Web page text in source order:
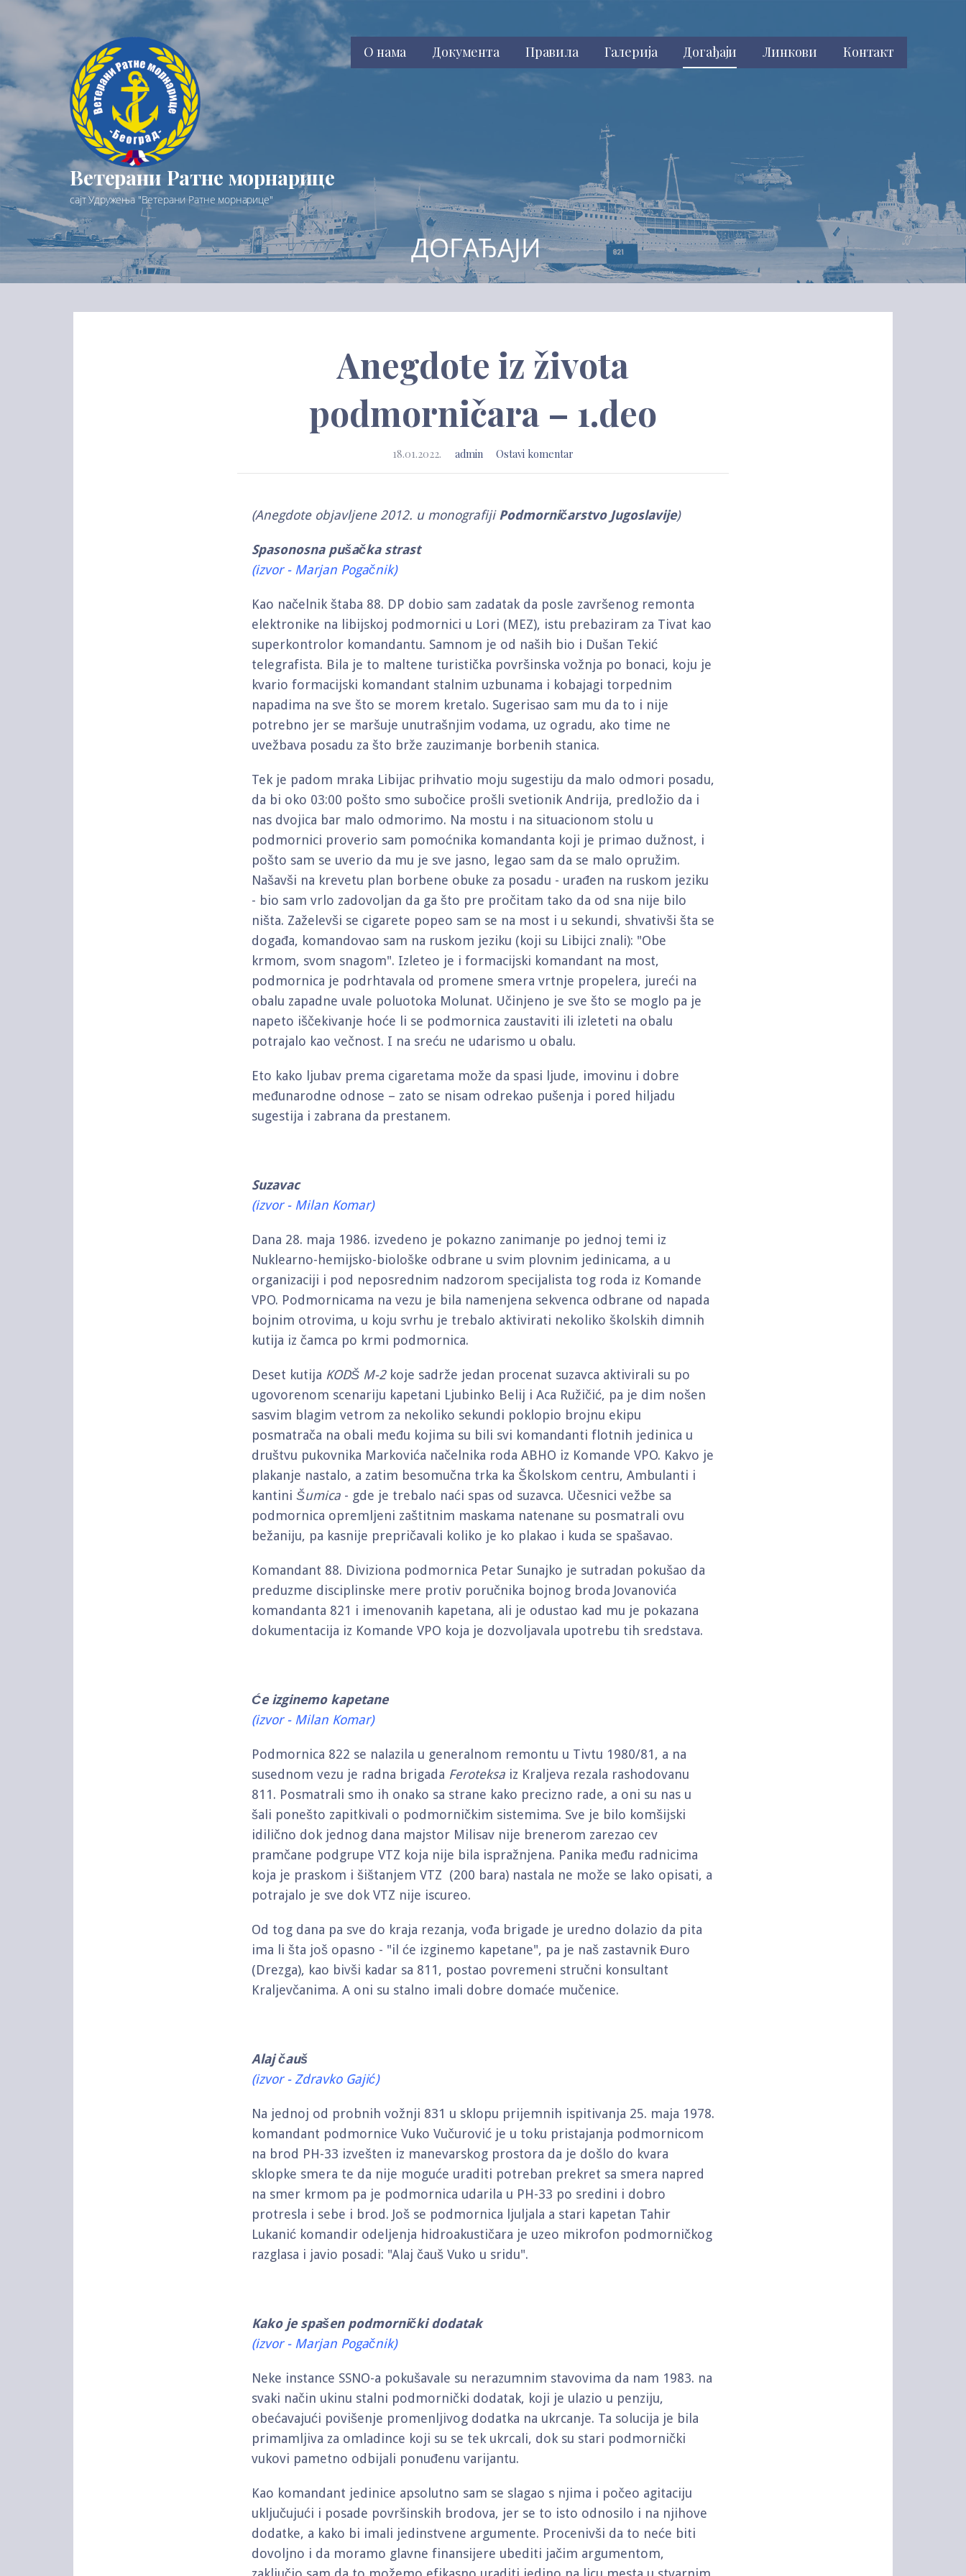
Preskoči
Ветерани Ратне морнарице
сајт Удружења "Ветерани Ратне морнарице"
О нама Документа Правила Галерија Догађаји Линкови Контакт
ДОГАЂАЈИ
Anegdote iz života
podmorničara – 1.deo
18.01.2022. admin Ostavi komentar
(Anegdote objavljene 2012. u monografiji Podmorničarstvo Jugoslavije)
Spasonosna pušačka strast
(izvor - Marjan Pogačnik)
Kao načelnik štaba 88. DP dobio sam zadatak da posle završenog remonta
elektronike na libijskoj podmornici u Lori (MEZ), istu prebaziram za Tivat kao
superkontrolor komandantu. Samnom je od naših bio i Dušan Tekić
telegrafista. Bila je to maltene turistička površinska vožnja po bonaci, koju je
kvario formacijski komandant stalnim uzbunama i kobajagi torpednim
napadima na sve što se morem kretalo. Sugerisao sam mu da to i nije
potrebno jer se maršuje unutrašnjim vodama, uz ogradu, ako time ne
uvežbava posadu za što brže zauzimanje borbenih stanica.
Tek je padom mraka Libijac prihvatio moju sugestiju da malo odmori posadu,
da bi oko 03:00 pošto smo subočice prošli svetionik Andrija, predložio da i
nas dvojica bar malo odmorimo. Na mostu i na situacionom stolu u
podmornici proverio sam pomoćnika komandanta koji je primao dužnost, i
pošto sam se uverio da mu je sve jasno, legao sam da se malo opružim.
Našavši na krevetu plan borbene obuke za posadu - urađen na ruskom jeziku
- bio sam vrlo zadovoljan da ga što pre pročitam tako da od sna nije bilo
ništa. Zaželevši se cigarete popeo sam se na most i u sekundi, shvativši šta se
događa, komandovao sam na ruskom jeziku (koji su Libijci znali): "Obe
krmom, svom snagom". Izleteo je i formacijski komandant na most,
podmornica je podrhtavala od promene smera vrtnje propelera, jureći na
obalu zapadne uvale poluotoka Molunat. Učinjeno je sve što se moglo pa je
napeto iščekivanje hoće li se podmornica zaustaviti ili izleteti na obalu
potrajalo kao večnost. I na sreću ne udarismo u obalu.
Eto kako ljubav prema cigaretama može da spasi ljude, imovinu i dobre
međunarodne odnose – zato se nisam odrekao pušenja i pored hiljadu
sugestija i zabrana da prestanem.
Suzavac
(izvor - Milan Komar)
Dana 28. maja 1986. izvedeno je pokazno zanimanje po jednoj temi iz
Nuklearno-hemijsko-biološke odbrane u svim plovnim jedinicama, a u
organizaciji i pod neposrednim nadzorom specijalista tog roda iz Komande
VPO. Podmornicama na vezu je bila namenjena sekvenca odbrane od napada
bojnim otrovima, u koju svrhu je trebalo aktivirati nekoliko školskih dimnih
kutija iz čamca po krmi podmornica.
Deset kutija KODŠ M-2koje sadrže jedan procenat suzavca aktivirali su po
ugovorenom scenariju kapetani Ljubinko Belij i Aca Ružičić, pa je dim nošen
sasvim blagim vetrom za nekoliko sekundi poklopio brojnu ekipu
posmatrača na obali među kojima su bili svi komandanti flotnih jedinica u
društvu pukovnika Markovića načelnika roda ABHO iz Komande VPO. Kakvo je
plakanje nastalo, a zatim besomučna trka ka Školskom centru, Ambulanti i
kantini Šumica - gde je trebalo naći spas od suzavca. Učesnici vežbe sa
podmornica opremljeni zaštitnim maskama natenane su posmatrali ovu
bežaniju, pa kasnije prepričavali koliko je ko plakao i kuda se spašavao.
Komandant 88. Diviziona podmornica Petar Sunajko je sutradan pokušao da
preduzme disciplinske mere protiv poručnika bojnog broda Jovanovića
komandanta 821 i imenovanih kapetana, ali je odustao kad mu je pokazana
dokumentacija iz Komande VPO koja je dozvoljavala upotrebu tih sredstava.
Će izginemo kapetane
(izvor - Milan Komar)
Podmornica 822 se nalazila u generalnom remontu u Tivtu 1980/81, a na
susednom vezu je radna brigada Feroteksa iz Kraljeva rezala rashodovanu
811. Posmatrali smo ih onako sa strane kako precizno rade, a oni su nas u
šali ponešto zapitkivali o podmorničkim sistemima. Sve je bilo komšijski
idilično dok jednog dana majstor Milisav nije brenerom zarezao cev
pramčane podgrupe VTZ koja nije bila ispražnjena. Panika među radnicima
koja je praskom i šištanjem VTZ (200 bara) nastala ne može se lako opisati, a
potrajalo je sve dok VTZ nije iscureo.
Od tog dana pa sve do kraja rezanja, vođa brigade je uredno dolazio da pita
ima li šta još opasno - "il će izginemo kapetane", pa je naš zastavnik Đuro
(Drezga), kao bivši kadar sa 811, postao povremeni stručni konsultant
Kraljevčanima. A oni su stalno imali dobre domaće mučenice.
Alaj čauš
(izvor - Zdravko Gajić)
Na jednoj od probnih vožnji 831 u sklopu prijemnih ispitivanja 25. maja 1978.
komandant podmornice Vuko Vučurović je u toku pristajanja podmornicom
na brod PH-33 izvešten iz manevarskog prostora da je došlo do kvara
sklopke smera te da nije moguće uraditi potreban prekret sa smera napred
na smer krmom pa je podmornica udarila u PH-33 po sredini i dobro
protresla i sebe i brod. Još se podmornica ljuljala a stari kapetan Tahir
Lukanić komandir odeljenja hidroakustičara je uzeo mikrofon podmorničkog
razglasa i javio posadi: "Alaj čauš Vuko u sridu".
Kako je spašen podmornički dodatak
(izvor - Marjan Pogačnik)
Neke instance SSNO-a pokušavale su nerazumnim stavovima da nam 1983. na
svaki način ukinu stalni podmornički dodatak, koji je ulazio u penziju,
obećavajući povišenje promenljivog dodatka na ukrcanje. Ta solucija je bila
primamljiva za omladince koji su se tek ukrcali, dok su stari podmornički
vukovi pametno odbijali ponuđenu varijantu.
Kao komandant jedinice apsolutno sam se slagao s njima i počeo agitaciju
uključujući i posade površinskih brodova, jer se to isto odnosilo i na njihove
dodatke, a kako bi imali jedinstvene argumente. Procenivši da to neće biti
dovoljno i da moramo glavne finansijere ubediti jačim argumentom,